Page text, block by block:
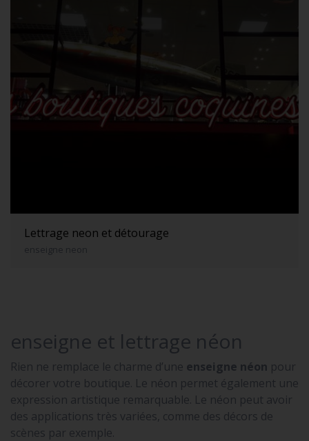
Lettrage neon et détourage
enseigne neon
enseigne et lettrage néon
Rien ne remplace le charme d’une enseigne néon pour
décorer votre boutique. Le néon permet également une
expression artistique remarquable. Le néon peut avoir
des applications très variées, comme des décors de
scènes par exemple.